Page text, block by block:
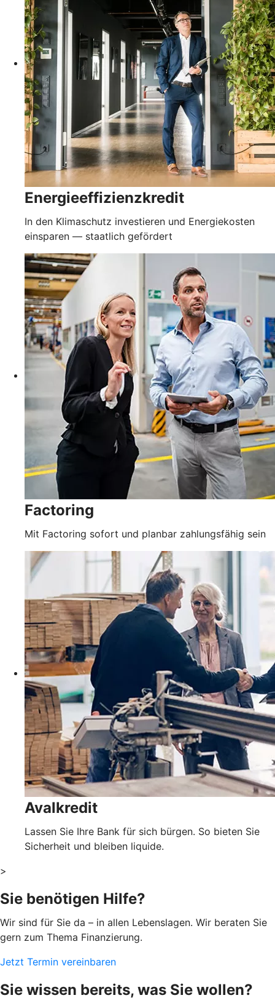
Energieeffizienzkredit
In den Klimaschutz investieren und Energiekosten
einsparen — staatlich gefördert
Factoring
Mit Factoring sofort und planbar zahlungsfähig sein
Avalkredit
Lassen Sie Ihre Bank für sich bürgen. So bieten Sie
Sicherheit und bleiben liquide.
>
Sie benötigen Hilfe?
Wir sind für Sie da – in allen Lebenslagen. Wir beraten Sie
gern zum Thema Finanzierung.
Jetzt Termin vereinbaren
Sie wissen bereits, was Sie wollen?